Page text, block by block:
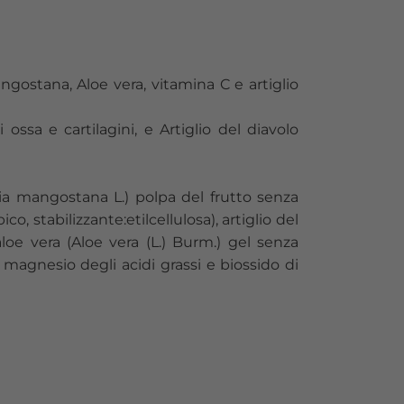
Aloe vera, vitamina C e artiglio
e cartilagini, e Artiglio del diavolo
mangostana L.) polpa del frutto senza
stabilizzante:etilcellulosa), artiglio del
vera (Aloe vera (L.) Burm.) gel senza
degli acidi grassi e biossido di